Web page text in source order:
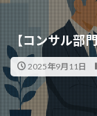
【コンサル部
2025年9月11日